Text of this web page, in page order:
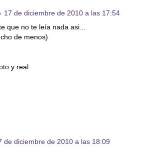
17 de diciembre de 2010 a las 17:54
que no te leía nada asi...
de menos)
y real.
de diciembre de 2010 a las 18:09